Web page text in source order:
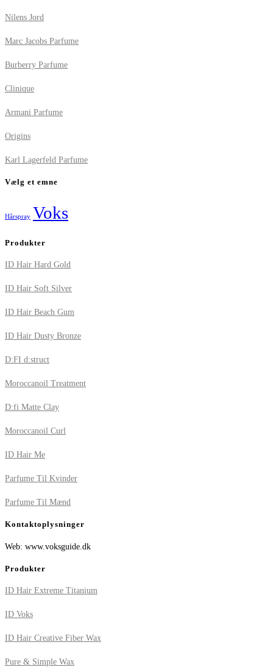
Nilens Jord
Marc Jacobs Parfume
Burberry Parfume
Clinique
Armani Parfume
Origins
Karl Lagerfeld Parfume
Vælg et emne
Hårspray Voks
Produkter
ID Hair Hard Gold
ID Hair Soft Silver
ID Hair Beach Gum
ID Hair Dusty Bronze
D:FI d:struct
Moroccanoil Treatment
D:fi Matte Clay
Moroccanoil Curl
ID Hair Me
Parfume Til Kvinder
Parfume Til Mænd
Kontaktoplysninger
Web: www.voksguide.dk
Produkter
ID Hair Extreme Titanium
ID Voks
ID Hair Creative Fiber Wax
Pure & Simple Wax